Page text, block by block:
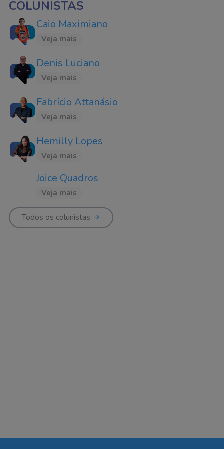
COLUNISTAS
Caio Maximiano
Veja mais
Denis Luciano
Veja mais
Fabrício Attanásio
Veja mais
Hemilly Lopes
Veja mais
Joice Quadros
Veja mais
Todos os colunistas